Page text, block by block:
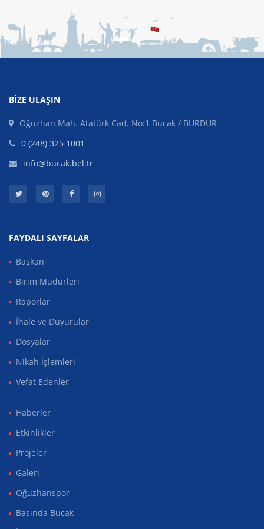
BIZE ULAŞIN
Oğuzhan Mah. Atatürk Cad. No:1 Bucak / BURDUR
0 (248) 325 1001
info@bucak.bel.tr
FAYDALI SAYFALAR
Başkan
Birim Müdürleri
Raporlar
İhale ve Duyurular
Dosyalar
Nikah İşlemleri
Vefat Edenler
Haberler
Etkinlikler
Projeler
Galeri
Oğuzhanspor
Basında Bucak